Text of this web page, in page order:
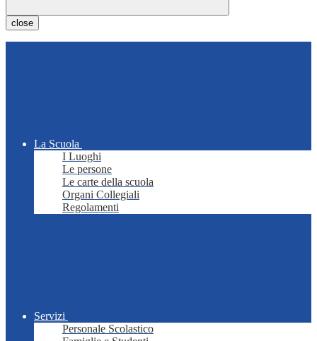
close
La Scuola
I Luoghi
Le persone
Le carte della scuola
Organi Collegiali
Regolamenti
Servizi
Personale Scolastico